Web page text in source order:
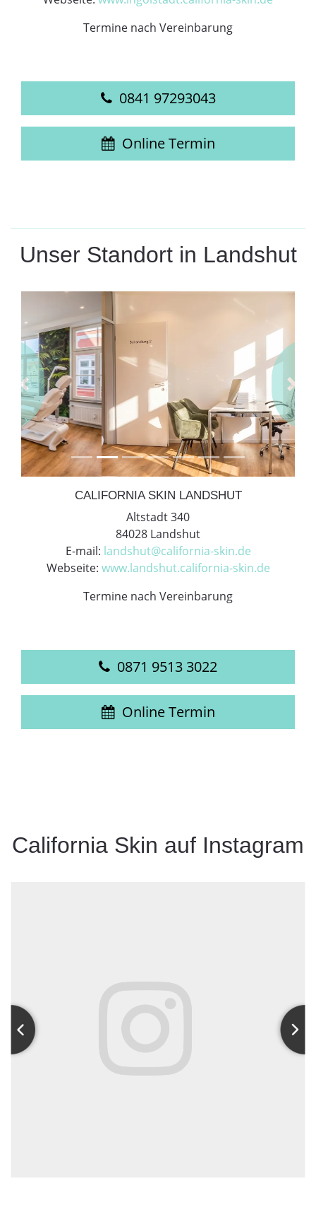
Termine nach Vereinbarung
0841 97293043
Online Termin
Unser Standort in Landshut
Previous Next
CALIFORNIA SKIN LANDSHUT
Altstadt 340
84028 Landshut
E-mail: landshut@california-skin.de
Webseite: www.landshut.california-skin.de
Termine nach Vereinbarung
0871 9513 3022
Online Termin
California Skin auf Instagram